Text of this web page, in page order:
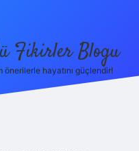
Fikirler Blogu
önerilerle hayatını güçlendir!